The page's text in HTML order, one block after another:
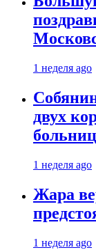
1 неделя ago
двух
1 неделя ago
Жара
1 неделя ago